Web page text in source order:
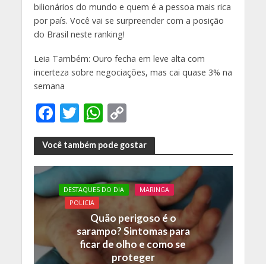
bilionários do mundo e quem é a pessoa mais rica
por país. Você vai se surpreender com a posição
do Brasil neste ranking!
Leia Também: Ouro fecha em leve alta com
incerteza sobre negociações, mas cai quase 3% na
semana
F
ac
e
b
o
o
T
w
itt
er
W
h
at
s
A
p
p
C
o
p
y
Li
n
k
Você também pode gostar
DESTAQUES DO DIA
MARINGA
POLICIA
Quão perigoso é o
sarampo? Sintomas para
ficar de olho e como se
proteger